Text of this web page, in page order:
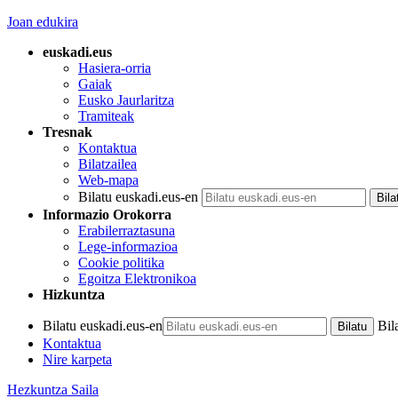
Joan edukira
euskadi.eus
Hasiera-orria
Gaiak
Eusko Jaurlaritza
Tramiteak
Tresnak
Kontaktua
Bilatzailea
Web-mapa
Bilatu euskadi.eus-en
Informazio Orokorra
Erabilerraztasuna
Lege-informazioa
Cookie politika
Egoitza Elektronikoa
Hizkuntza
Bilatu euskadi.eus-en
Kontaktua
Nire karpeta
Hezkuntza Saila